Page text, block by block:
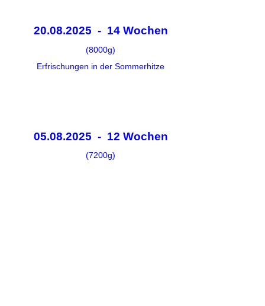
20.08.2025 - 14 Wochen
(8000g)
Erfrischungen in der Sommerhitze
05.08.2025 - 12 Wochen
(7200g)